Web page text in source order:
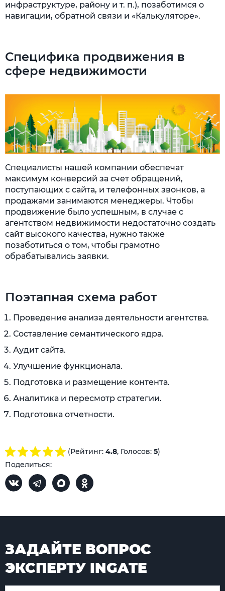
инфраструктуре, району и т. п.), позаботимся о
навигации, обратной связи и «Калькуляторе».
Специфика продвижения в
сфере недвижимости
Специалисты нашей компании обеспечат
максимум конверсий за счет обращений,
поступающих с сайта, и телефонных звонков, а
продажами занимаются менеджеры. Чтобы
продвижение было успешным, в случае с
агентством недвижимости недостаточно создать
сайт высокого качества, нужно также
позаботиться о том, чтобы грамотно
обрабатывались заявки.
Поэтапная схема работ
Проведение анализа деятельности агентства.
Составление семантического ядра.
Аудит сайта.
Улучшение функционала.
Подготовка и размещение контента.
Аналитика и пересмотр стратегии.
Подготовка отчетности.
(Рейтинг: 4.8, Голосов: 5)
Поделиться:
ЗАДАЙТЕ ВОПРОС
ЭКСПЕРТУ INGATE